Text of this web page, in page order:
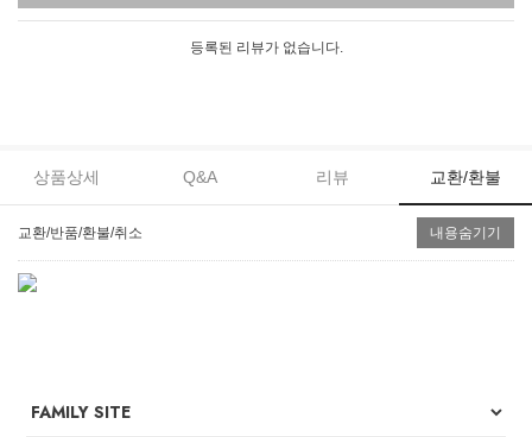
등록된 리뷰가 없습니다.
상품상세 Q&A 리뷰 교환/환불
교환/반품/환불/취소 내용숨기기